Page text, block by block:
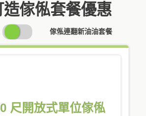
造傢俬套餐優惠
SWITCH
PRICING
傢俬連翻新油油套餐
尺開放式單位傢俬